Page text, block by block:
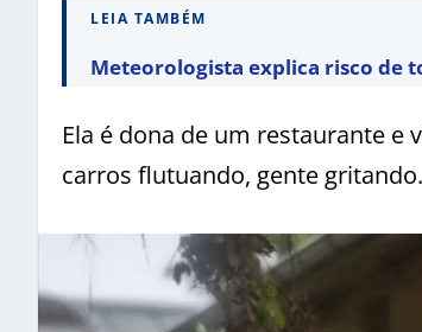
LEIA TAMBÉM
Meteorologista explica risco de
Ela é dona de um restaurante e
carros flutuando, gente